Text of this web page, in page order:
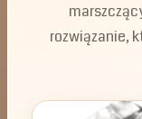
rozwiązanie,